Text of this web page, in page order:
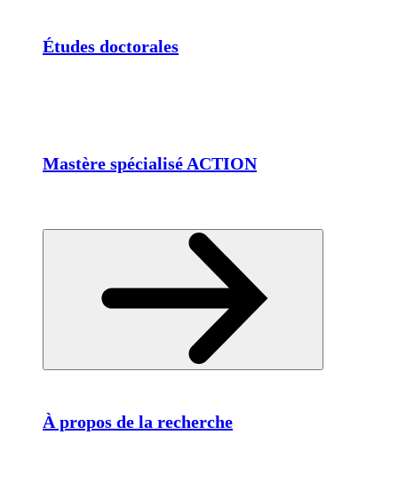
Études doctorales
Mastère spécialisé ACTION
À propos de la recherche